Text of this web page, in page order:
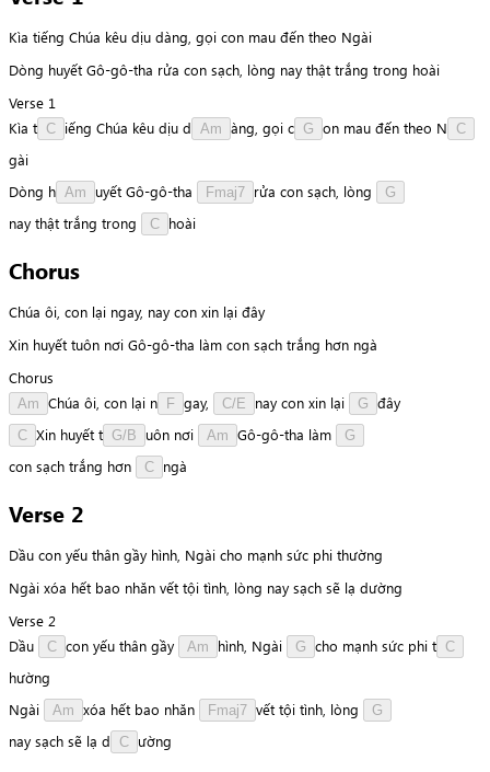
Kìa tiếng Chúa kêu dịu dàng, gọi con mau đến theo Ngài
Dòng huyết Gô-gô-tha rửa con sạch, lòng nay thật trắng trong hoài
Verse 1
Kìa t C iếng Chúa kêu dịu d Am àng gọi c G on mau đến theo N C
gài
Dòng h Am uyết Gô-gô-tha Fmaj7 rửa con sạch, lòng G
nay thật trắng trong C hoài
Chorus
Chúa ôi, con lại ngay, nay con xin lại đây
Xin huyết tuôn nơi Gô-gô-tha làm con sạch trắng hơn ngà
Chorus
Am Chúa ôi, con lại n F gay, C/E nay con xin lại G đây
C Xin huyết t G/B uôn nơi Am Gô-gô-tha làm G
con sạch trắng hơn C ngà
Verse 2
Dầu con yếu thân gầy hình, Ngài cho mạnh sức phi thường
Ngài xóa hết bao nhăn vết tội tình, lòng nay sạch sẽ lạ dường
Verse 2
Dầu
C con yếu thân gầy Am hình, Ngài G cho mạnh sức phi t C
hường
Ngài
Am xóa hết bao nhăn Fmaj7 vết tội tình, lòng G
nay sạch sẽ lạ d C ường